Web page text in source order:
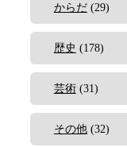
からだ(29)
歴史 (178)
芸術(31)
その他(32)